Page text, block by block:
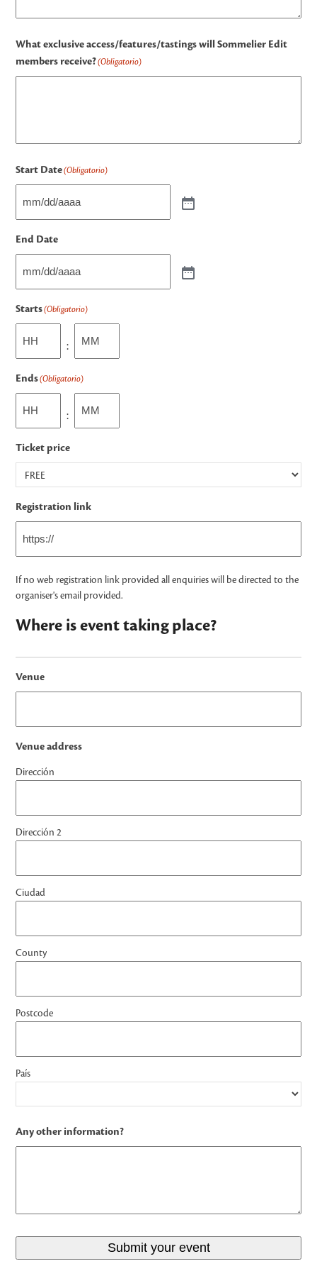
What exclusive access/features/tastings will Sommelier Edit
members receive?(Obligatorio)
Start Date(Obligatorio)
End Date
Starts(Obligatorio)
:
Ends(Obligatorio)
:
Ticket price
Registration link
If no web registration link provided all enquiries will be directed to the
organiser's email provided.
Where is event taking place?
Venue
Venue address
Dirección
Dirección 2
Ciudad
County
Postcode
País
Any other information?
Submit your event